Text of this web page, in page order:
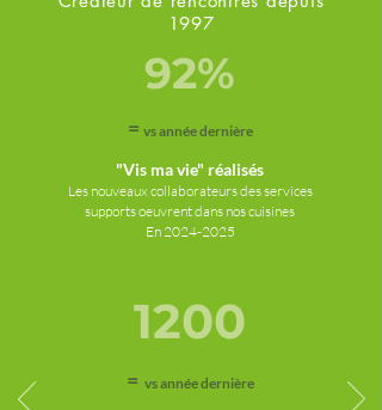
1997
92%
= vs année dernière
"Vis ma vie" réalisés
Les nouveaux collaborateurs des services
supports oeuvrent dans nos cuisines
En 2024-2025
1200
= vs année dernière